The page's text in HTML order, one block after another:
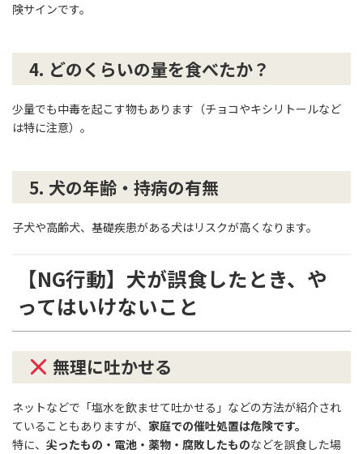
険サインです。
4. どのくらいの量を食べたか？
少量でも中毒を起こす物もあります（チョコやキシリトールなど
は特に注意）。
5. 犬の年齢・持病の有無
子犬や高齢犬、基礎疾患がある犬はリスクが高くなります。
【NG行動】犬が誤食したとき、や
ってはいけないこと
無理に吐かせる
ネットなどで「塩水を飲ませて吐かせる」などの方法が紹介され
ていることもありますが、 家庭での催吐処置は危険です。
特に、 尖ったもの・電池・薬物・腐敗したものなどを誤食した場